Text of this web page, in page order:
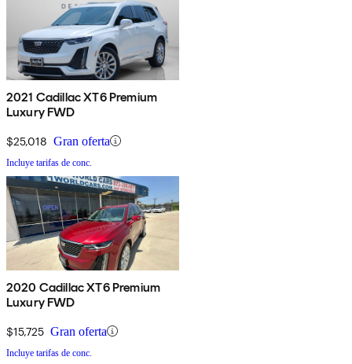
2021 Cadillac XT6 Premium
Luxury FWD
$25,018 Gran oferta
Incluye tarifas de conc.
2020 Cadillac XT6 Premium
Luxury FWD
$15,725 Gran oferta
Incluye tarifas de conc.